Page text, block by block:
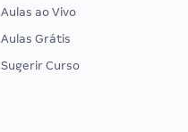
Aulas ao Vivo
Aulas Grátis
Sugerir Curso